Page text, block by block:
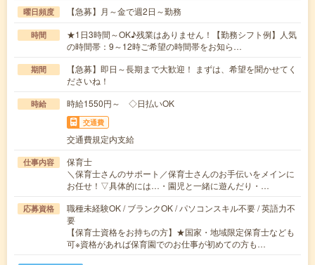
曜日頻度 【急募】月～金で週2日～勤務
時間
★1日3時間～OK♪残業はありません！【勤務シフト例】人気
の時間帯：9～12時ご希望の時間帯をお知ら…
期間
【急募】即日～長期まで大歓迎！ まずは、希望を聞かせてく
ださいね！
時給 時給1550円～ ◇日払いOK
交通費
交通費規定内支給
仕事内容
保育士
＼保育士さんのサポート／保育士さんのお手伝いをメインに
お任せ！▽具体的には…・園児と一緒に遊んだり・…
応募資格
職種未経験OK / ブランクOK / パソコンスキル不要 / 英語力不
要
【保育士資格をお持ちの方】★国家・地域限定保育士なども
可※資格があれば保育園でのお仕事が初めての方も…